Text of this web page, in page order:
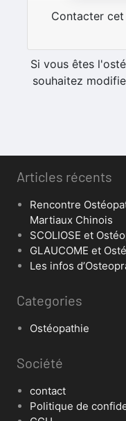
Contacter
Si vous êtes
souhaitez
Articles récents
Rencontre
Martiaux Chinois
SCOLIOSE et
GLAUCOME et
Les infos
Categories
Ostéopathie
Société
contact
Politique de